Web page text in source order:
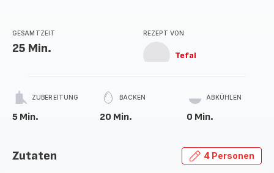
GESAMTZEIT
25 Min.
REZEPT VON
Tefal
ZUBEREITUNG
5 Min.
BACKEN
20 Min.
ABKÜHLEN
0 Min.
Zutaten 4 Personen